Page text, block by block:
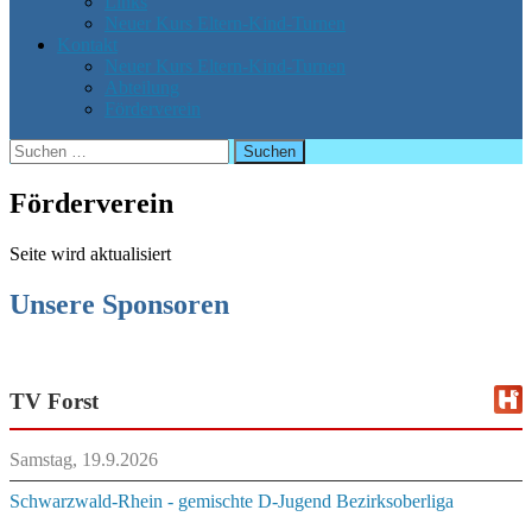
Neuer Kurs Eltern-Kind-Turnen
Kontakt
Neuer Kurs Eltern-Kind-Turnen
Abteilung
Förderverein
Suchen
nach:
Förderverein
Seite wird aktualisiert
Unsere Sponsoren
TV Forst
Samstag, 19.9.2026
Schwarzwald-Rhein - gemischte D-Jugend Bezirksoberliga